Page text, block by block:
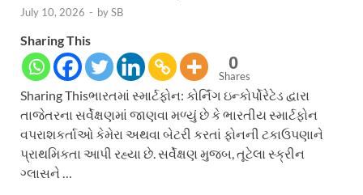
July 10, 2026 - bySB
Sharing This
0
Shares
Sharing Thisભારતમાં સ્માર્ટફોન: કોર્નિંગ ઇન્કોર્પોરેટેડ દ્વારા
તાજેતરના સર્વેક્ષણમાં જાણવા મળ્યું છે કે ભારતીય સ્માર્ટફોન
વપરાશકર્તાઓ કેમેરા અથવા બેટરી કરતાં ફોનની ટકાઉપણાને
પ્રાથમિકતા આપી રહ્યા છે. સર્વેક્ષણ મુજબ, તૂટેલા સ્ક્રીન
ગ્લાસને …